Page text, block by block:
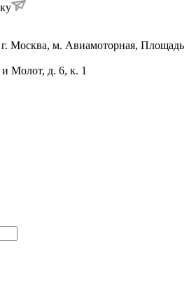
г. Москва, м. Авиамоторная, Площадь
Молот, д. 6, к. 1